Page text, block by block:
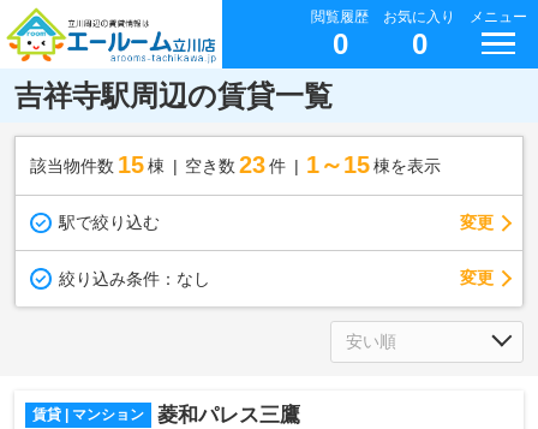
閲覧履歴
0
お気に入り
0
メニュー
吉祥寺駅周辺の賃貸一覧
該当物件数 15棟 空き数 23 件 1～15 棟を表示
駅で絞り込む 変更
絞り込み条件： なし 変更
賃貸 | マンション 菱和パレス三鷹